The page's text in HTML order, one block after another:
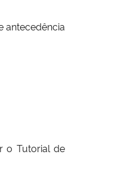
antecedência
o Tutorial de